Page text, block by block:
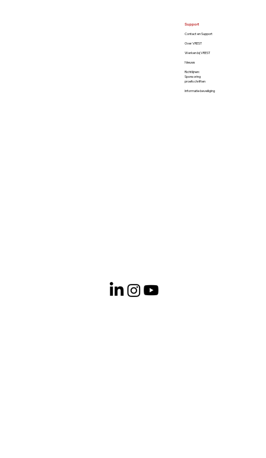
Support
Contact en Support
Over VREST
Werken bij VREST
Nieuws
Richtlijnen:
Sponsoring
proefschriften
Informatie beveiliging